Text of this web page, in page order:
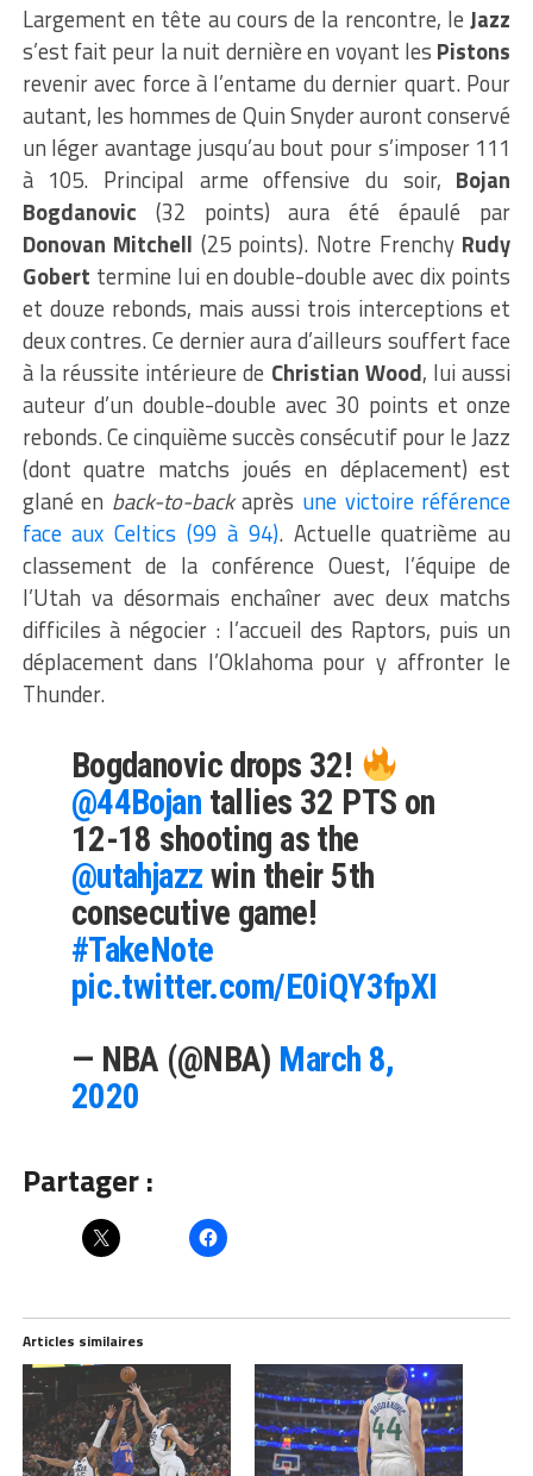
Largement en tête au cours de la rencontre, leJazz
s’est fait peur la nuit dernière en voyant les Pistons
revenir avec force à l’entame du dernier quart. Pour
autant, les hommes de Quin Snyder auront conservé
un léger avantage jusqu’au bout pour s’imposer 111
à 105. Principal arme offensive du soir, Bojan
Bogdanovic (32 points) aura été épaulé par
Donovan Mitchell (25 points). Notre FrenchyRudy
Gobert termine lui en double-double avec dix points
et douze rebonds, mais aussi trois interceptions et
deux contres. Ce dernier aura d’ailleurs souffert face
à la réussite intérieure de Christian Wood, lui aussi
auteur d’un double-double avec 30 points et onze
rebonds. Ce cinquième succès consécutif pour le Jazz
(dont quatre matchs joués en déplacement) est
glané en back-to-backaprès une victoire référence
face aux Celtics (99 à 94). Actuelle quatrième au
classement de la conférence Ouest, l’équipe de
l’Utah va désormais enchaîner avec deux matchs
difficiles à négocier : l’accueil des Raptors, puis un
déplacement dans l’Oklahoma pour y affronter le
Thunder.
Bogdanovic drops 32!
@44Bojan tallies 32 PTS on
12-18 shooting as the
@utahjazz win their 5th
consecutive game!
#TakeNote
pic.twitter.com/E0iQY3fpXI
— NBA (@NBA) March 8,
2020
Partager :
Articles similaires